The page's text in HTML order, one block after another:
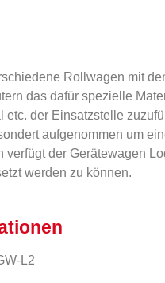
Rollwagen mit
das dafür spezielle
der Einsatzstelle
aufgenommen um
der Gerätewagen
werden zu können.
L2